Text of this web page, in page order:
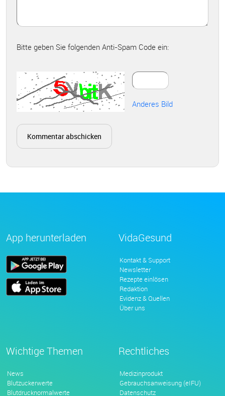
Bitte geben Sie folgenden Anti-Spam Code ein:
Anderes Bild
App herunterladen VidaGesund
Kontakt & Support
Newsletter
Rezepte einlösen
Redaktion
Evidenz & Quellen
Über uns
Wichtige Themen
News
Blutzuckerwerte
Blutdrucknormalwerte
Rechtliches
Medizinprodukt
Gebrauchsanweisung (eIFU)
Datenschutz